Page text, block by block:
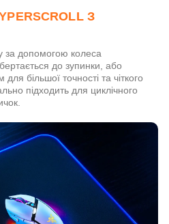
З
за допомогою колеса
до зупинки, або
більшої точності та чіткого
підходить для циклічного